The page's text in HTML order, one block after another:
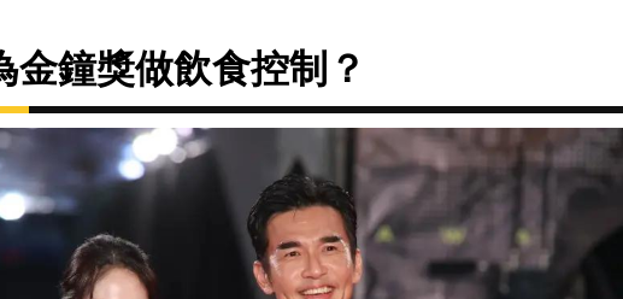
金鐘獎做飲食控制？